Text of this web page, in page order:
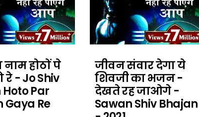
नाम होठों पे
रे - Jo Shiv
Par
Gaya Re
जीवन संवार देगा ये
शिवजी का भजन -
देखते रह जाओगे -
Sawan Shiv Bhajan